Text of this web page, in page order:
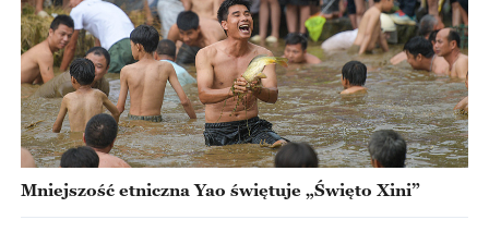
Mniejszość etniczna Yao świętuje „Święto Xini”